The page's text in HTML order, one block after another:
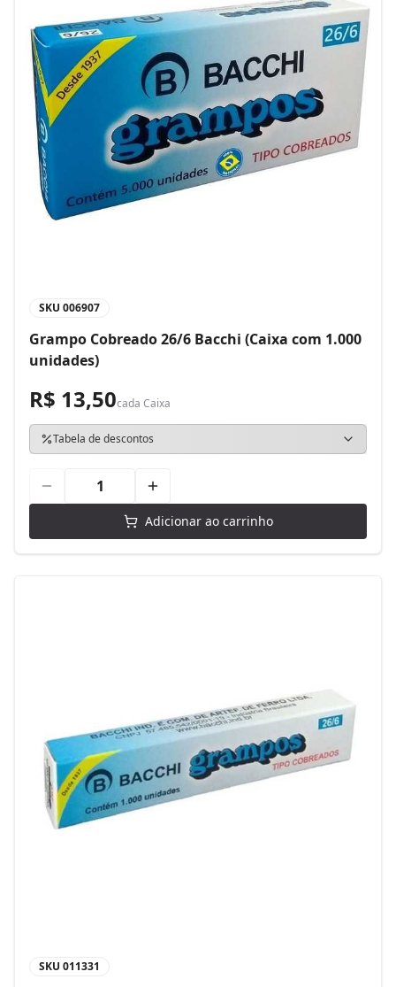
SKU 006907
Grampo Cobreado 26/6 Bacchi (Caixa com 1.000
unidades)
R$ 13,50cada Caixa
Tabela de descontos
Adicionar ao carrinho
SKU 011331